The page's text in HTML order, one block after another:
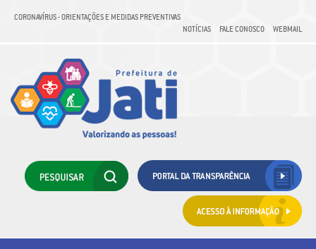
CORONAVÍRUS - ORIENTAÇÕES E MEDIDAS PREVENTIVAS
NOTÍCIAS
FALE CONOSCO WEBMAIL